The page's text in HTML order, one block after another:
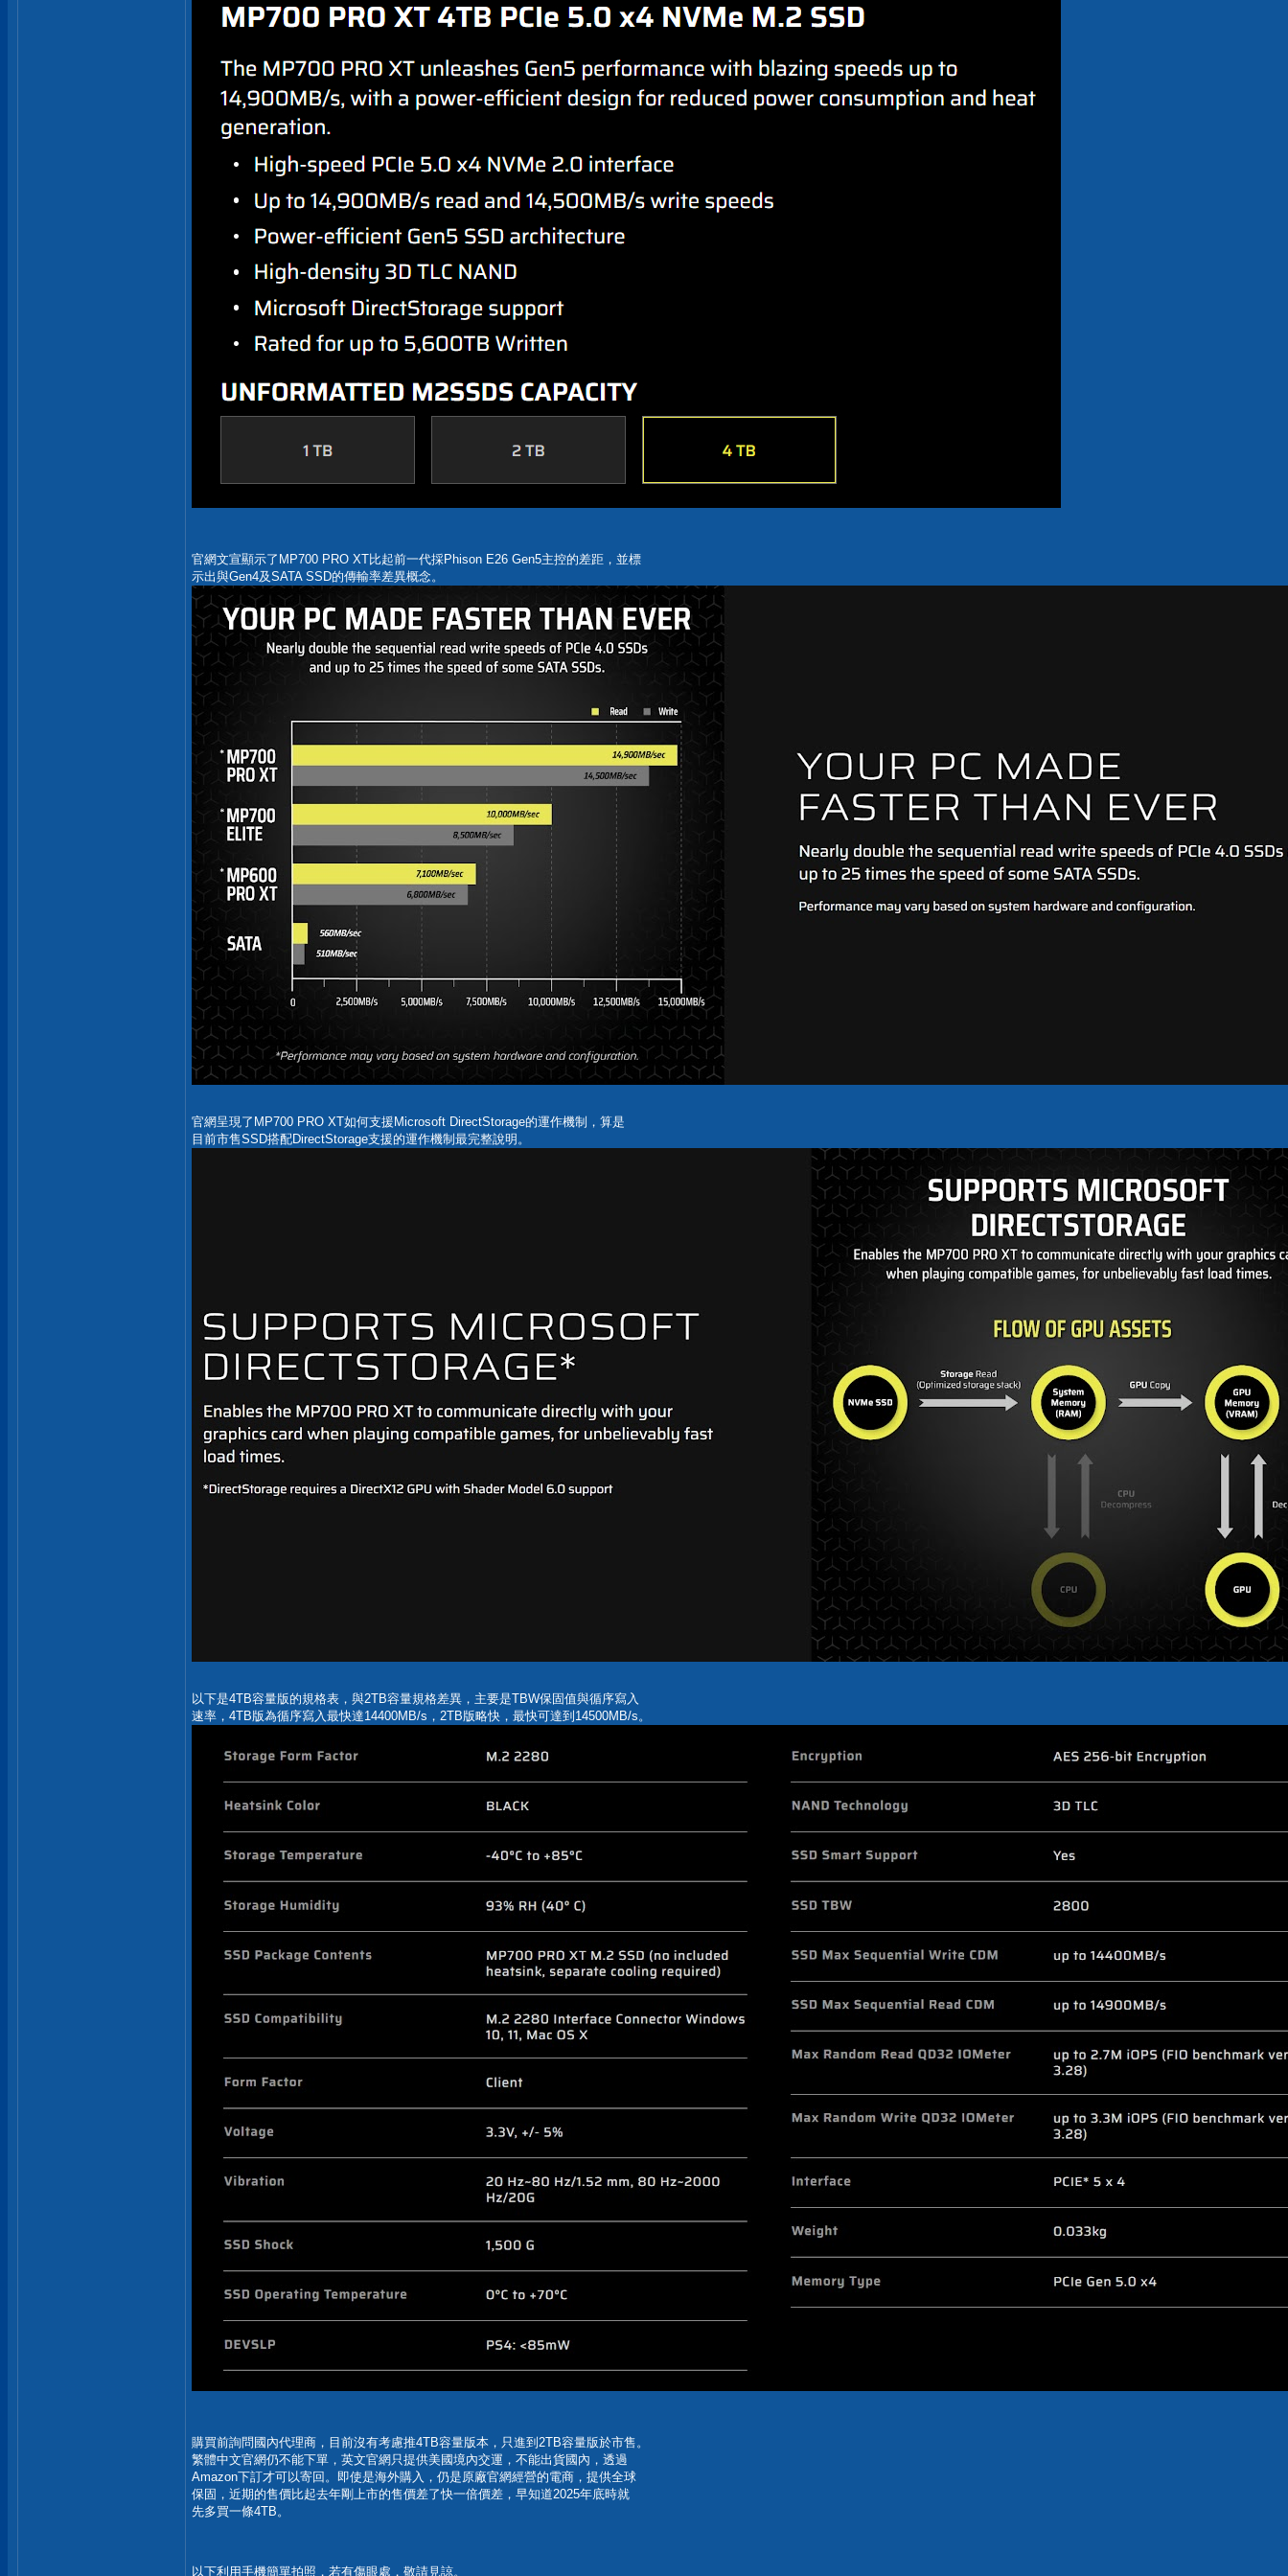
官網文宣顯示了MP700 PRO XT比起前一代採Phison E26 Gen5主控的差距，並標
示出與Gen4及SATA SSD的傳輸率差異概念。
官網呈現了MP700 PRO XT如何支援Microsoft DirectStorage的運作機制，算是
目前市售SSD搭配DirectStorage支援的運作機制最完整說明。
以下是4TB容量版的規格表，與2TB容量規格差異，主要是TBW保固值與循序寫入
速率，4TB版為循序寫入最快達14400MB/s，2TB版略快，最快可達到14500MB/s。
購買前詢問國內代理商，目前沒有考慮推4TB容量版本，只進到2TB容量版於市售。
繁體中文官網仍不能下單，英文官網只提供美國境內交運，不能出貨國內，透過
Amazon下訂才可以寄回。即使是海外購入，仍是原廠官網經營的電商，提供全球
保固，近期的售價比起去年剛上市的售價差了快一倍價差，早知道2025年底時就
先多買一條4TB。
以下利用手機簡單拍照，若有傷眼處，敬請見諒。